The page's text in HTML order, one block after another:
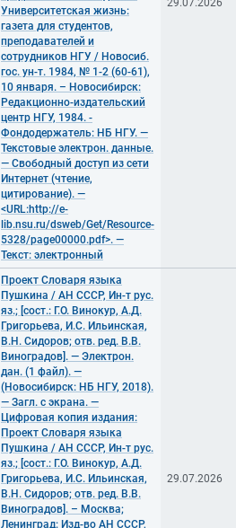
Университетская жизнь:
газета для студентов,
преподавателей и
сотрудников НГУ / Новосиб.
гос. ун-т. 1984, № 1-2 (60-61),
10 января. – Новосибирск:
Редакционно-издательский
центр НГУ, 1984. -
Фондодержатель: НБ НГУ. —
Текстовые электрон. данные.
— Свободный доступ из сети
Интернет (чтение,
цитирование). —
<URL:http://e-
lib.nsu.ru/dsweb/Get/Resource-
5328/page00000.pdf>. —
Текст: электронный
29.07.2026
Проект Словаря языка
Пушкина / АН СССР, Ин-т рус.
яз.; [сост.: Г.О. Винокур, А.Д.
Григорьева, И.С. Ильинская,
В.Н. Сидоров; отв. ред. В.В.
Виноградов]. — Электрон.
дан. (1 файл). —
(Новосибирск: НБ НГУ, 2018).
— Загл. с экрана. —
Цифровая копия издания:
Проект Словаря языка
Пушкина / АН СССР, Ин-т рус.
яз.; [сост.: Г.О. Винокур, А.Д.
Григорьева, И.С. Ильинская,
В.Н. Сидоров; отв. ред. В.В.
Виноградов]. – Москва;
Ленинград: Изд-во АН СССР,
29.07.2026